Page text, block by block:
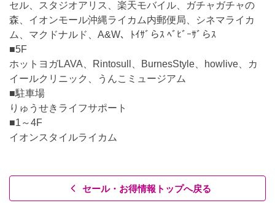
セル、スタジオアリス、楽天モバイル、ガチャガチャの
森、イオンモール沖縄ライカム内郵便局、シネマライカ
ム、マクドナルド、A&W、ﾄｲｻﾞらｽ ﾍﾞﾋﾞｰｻﾞらｽ
■5F
ホットヨガLAVA、Rintosull、BurnesStyle、howlive、カ
イールクリニック、うんこミュージアム
■駐車場
りゅうせきライフサポート
■1～4F
イオンスタイルライカム
セール・お得情報トップへ戻る